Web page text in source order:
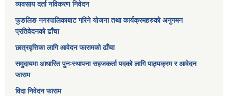
व्यवसाय दर्ता नविकरण निवेदन
फुङलिङ नगरपालिकाबाट गरिने योजना तथा कार्यक्रमहरुको अनुगमन
प्रतिवेदनको ढाँचा
छात्रवृत्तिका लागि आवेदन फारामको ढाँचा
समुदायमा आधारित पुनःस्थापना सहजकर्ता पदको लागि पाठ्यक्रम र आवेदन
फाराम
विदा निवेदन फाराम